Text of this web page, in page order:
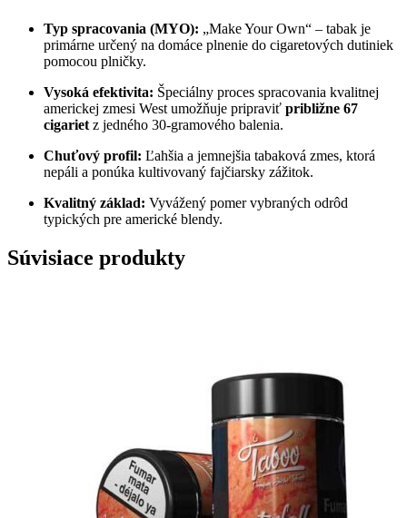
Typ spracovania (MYO): „Make Your Own“ – tabak je
primárne určený na domáce plnenie do cigaretových dutiniek
pomocou plničky.
Vysoká efektivita: Špeciálny proces spracovania kvalitnej
americkej zmesi West umožňuje pripraviť približne 67
cigariet z jedného 30-gramového balenia.
Chuťový profil: Ľahšia a jemnejšia tabaková zmes, ktorá
nepáli a ponúka kultivovaný fajčiarsky zážitok.
Kvalitný základ: Vyvážený pomer vybraných odrôd
typických pre americké blendy.
Súvisiace produkty